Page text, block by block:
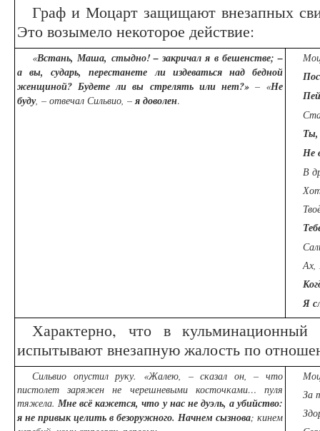
Граф и Моцарт защищают внезапных
Это возымело некоторое действие:
«Встань, Маша, стыдно! – закричал я в бешенстве; –
а вы, сударь, перестанете ли издеваться над бедной
женщиной? Будете ли вы стрелять или нет?»– «Не
буду, – отвечал Сильвио, –я доволен.
Ты,
Не
В
Ах,
Я
Характерно, что в
испытывают внезапную жалость по
Сильвио опустил руку. «Жалею, – сказал он, – что
пистолет заряжен не черешневыми косточками… пуля
тяжела.Мне всё кажется, что у нас не дуэль, а убийство:
я не привык целить в безоружного. Начнем сызнова; кинем
За